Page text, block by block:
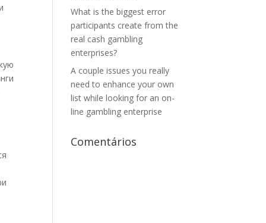
What is the biggest error
participants create from the
real cash gambling
enterprises?
A couple issues you really
need to enhance your own
list while looking for an on-
line gambling enterprise
Comentários